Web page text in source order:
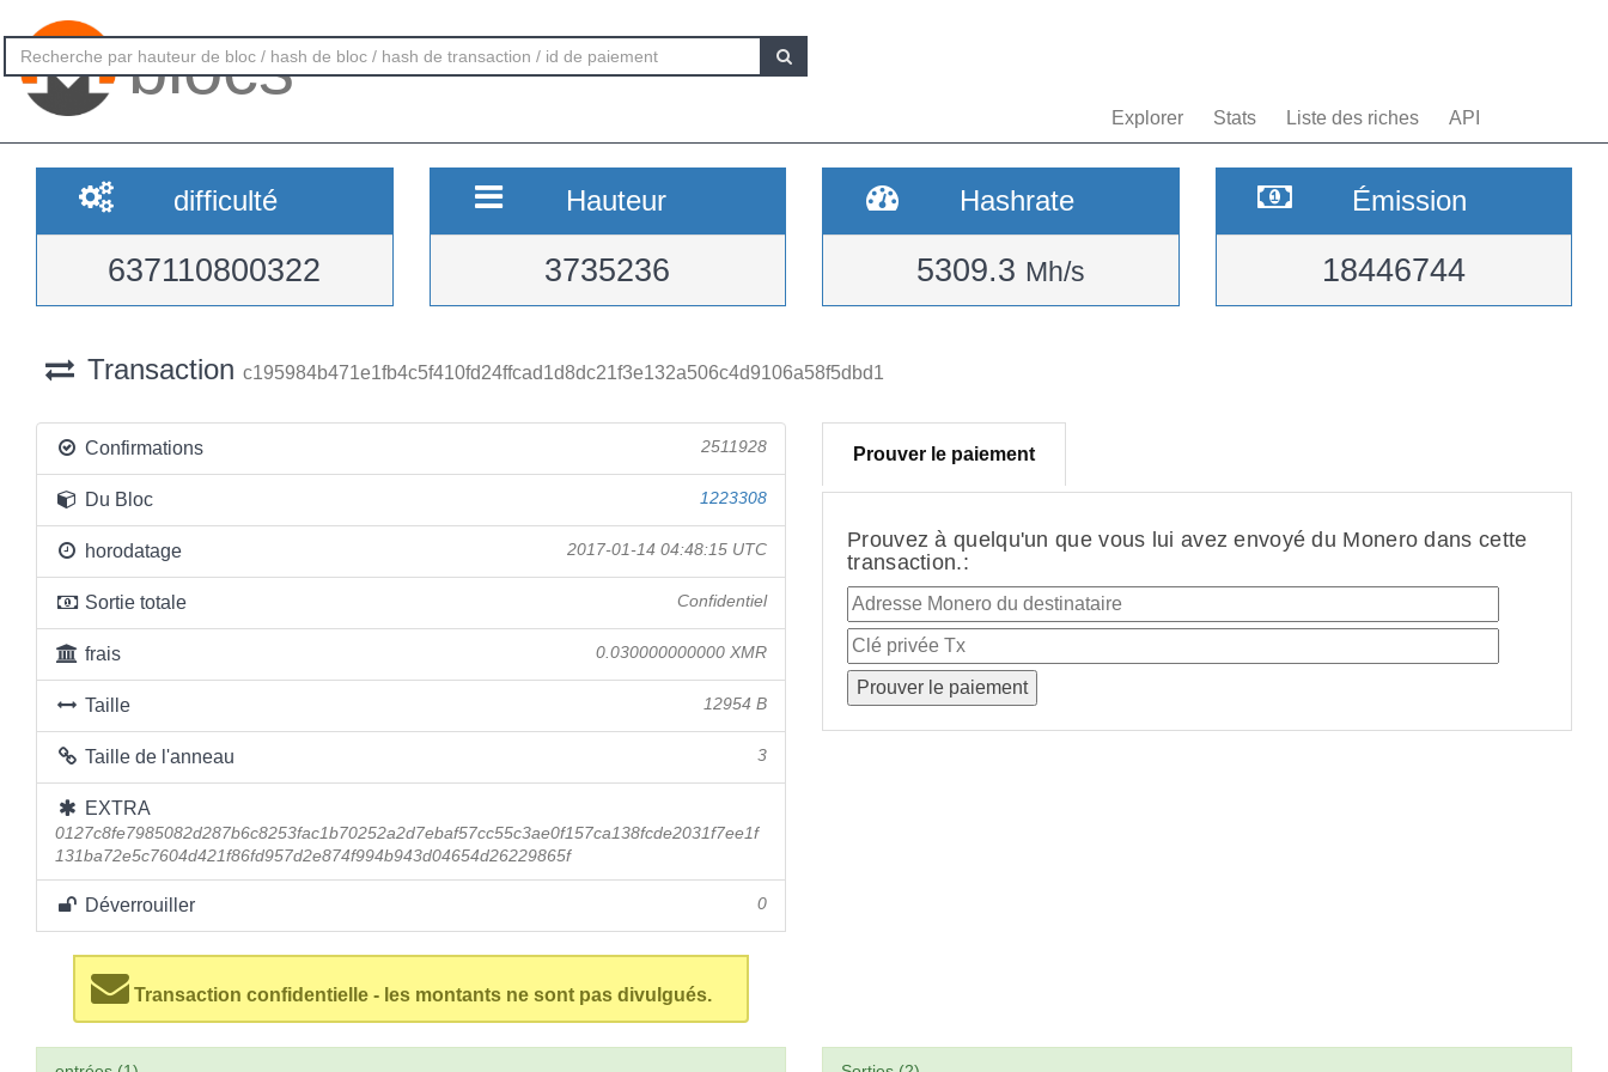
blocs
Explorer Stats Liste des riches API
difficulté
637110800322
Hauteur
3735236
Hashrate
5309.3 Mh/s
Émission
18446744
Transaction c195984b471e1fb4c5f410fd24ffcad1d8dc21f3e132a506c4d9106a58f5dbd1
Confirmations 2511928
Du Bloc 1223308
horodatage 2017-01-14 04:48:15 UTC
Sortie totale Confidentiel
frais 0.030000000000 XMR
Taille 12954 B
Taille de l'anneau 3
EXTRA
0127c8fe7985082d287b6c8253fac1b70252a2d7ebaf57cc55c3ae0f157ca138fcde2031f7ee1f
131ba72e5c7604d421f86fd957d2e874f994b943d04654d26229865f
Déverrouiller 0
Transaction confidentielle - les montants ne sont pas divulgués.
Prouver le paiement
Prouvez à quelqu'un que vous lui avez envoyé du Monero dans cette
transaction.: